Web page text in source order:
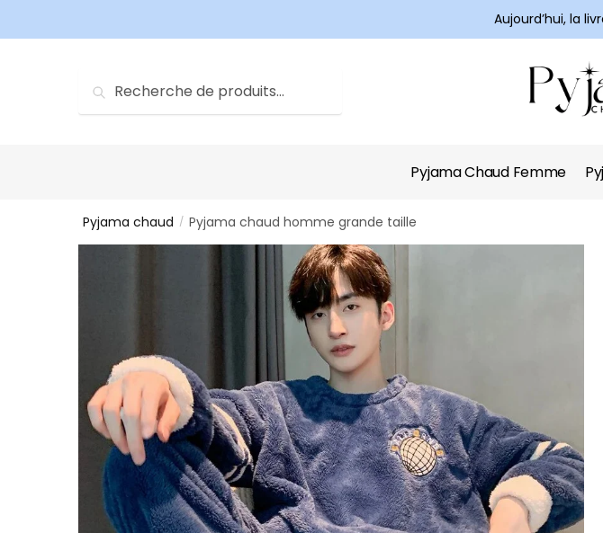
Aujourd’hui, la
pour :
Recherche
Pyjama Chaud Femme
Pyjama chaud / Pyjama chaud homme grande taille